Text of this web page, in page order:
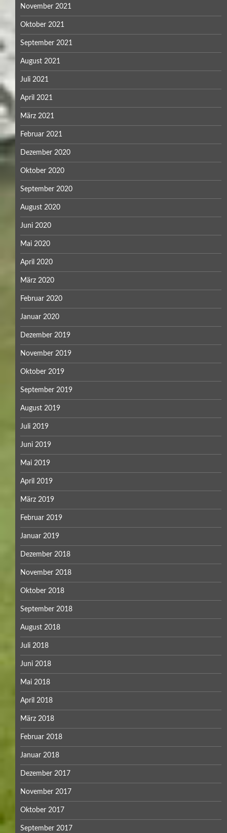
November 2021
Oktober 2021
September 2021
August 2021
Juli 2021
April 2021
März 2021
Februar 2021
Dezember 2020
Oktober 2020
September 2020
August 2020
Juni 2020
Mai 2020
April 2020
März 2020
Februar 2020
Januar 2020
Dezember 2019
November 2019
Oktober 2019
September 2019
August 2019
Juli 2019
Juni 2019
Mai 2019
April 2019
März 2019
Februar 2019
Januar 2019
Dezember 2018
November 2018
Oktober 2018
September 2018
August 2018
Juli 2018
Juni 2018
Mai 2018
April 2018
März 2018
Februar 2018
Januar 2018
Dezember 2017
November 2017
Oktober 2017
September 2017